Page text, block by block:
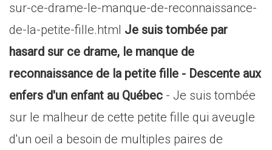
sur-ce-drame-le-manque-de-reconnaissance-
de-la-petite-fille.html Je suis tombée par
hasard sur ce drame, le manque de
reconnaissance de la petite fille - Descente aux
enfers d'un enfant au Québec - Je suis tombée
sur le malheur de cette petite fille qui aveugle
d'un oeil a besoin de multiples paires de